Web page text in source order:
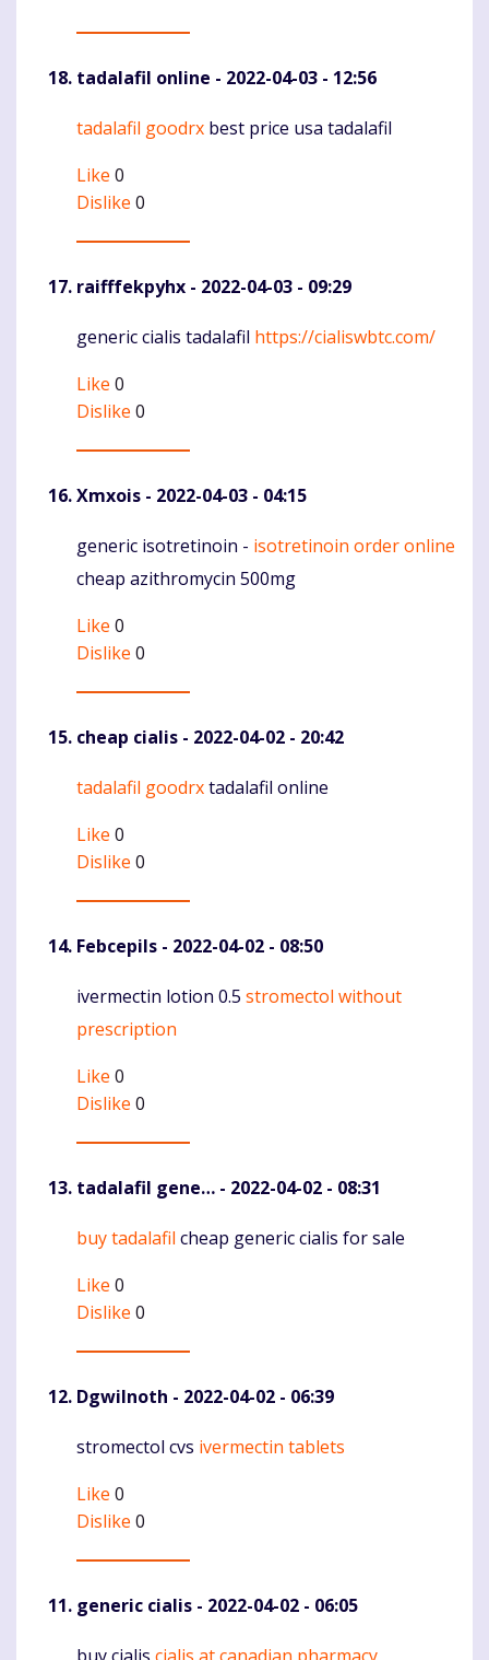
tadalafil online - 2022-04-03 - 12:56
Komentaras
tadalafil goodrx best price usa tadalafil
Like 0
Dislike 0
raifffekpyhx - 2022-04-03 - 09:29
Komentaras
generic cialis tadalafil https://cialiswbtc.com/
Like 0
Dislike 0
Xmxois - 2022-04-03 - 04:15
Komentaras
generic isotretinoin - isotretinoin order online
cheap azithromycin 500mg
Like 0
Dislike 0
cheap cialis - 2022-04-02 - 20:42
Komentaras
tadalafil goodrxtadalafil online
Like 0
Dislike 0
Febcepils - 2022-04-02 - 08:50
Komentaras
ivermectin lotion 0.5 stromectol without
prescription
Like 0
Dislike 0
tadalafil gene… - 2022-04-02 - 08:31
Komentaras
buy tadalafil cheap generic cialis for sale
Like 0
Dislike 0
DgwiInoth - 2022-04-02 - 06:39
Komentaras
stromectol cvs ivermectin tablets
Like 0
Dislike 0
generic cialis - 2022-04-02 - 06:05